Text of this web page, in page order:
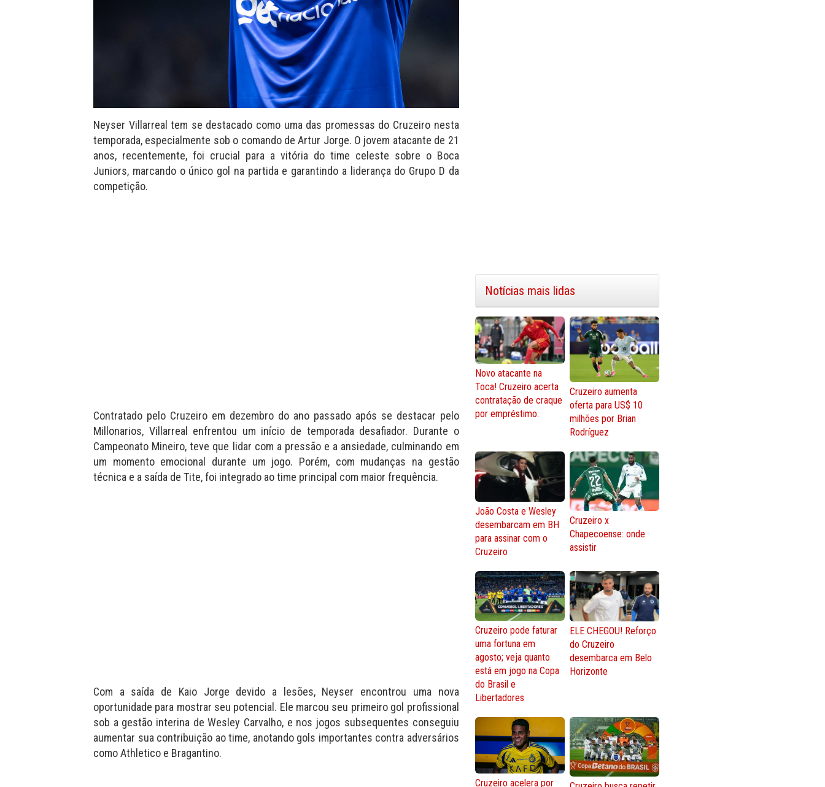
Neyser Villarreal tem se destacado como uma das promessas do Cruzeiro nesta
temporada, especialmente sob o comando de Artur Jorge. O jovem atacante de 21
anos, recentemente, foi crucial para a vitória do time celeste sobre o Boca
Juniors, marcando o único gol na partida e garantindo a liderança do Grupo D da
competição.
Contratado pelo Cruzeiro em dezembro do ano passado após se destacar pelo
Millonarios, Villarreal enfrentou um início de temporada desafiador. Durante o
Campeonato Mineiro, teve que lidar com a pressão e a ansiedade, culminando em
um momento emocional durante um jogo. Porém, com mudanças na gestão
técnica e a saída de Tite, foi integrado ao time principal com maior frequência.
Com a saída de Kaio Jorge devido a lesões, Neyser encontrou uma nova
oportunidade para mostrar seu potencial. Ele marcou seu primeiro gol profissional
sob a gestão interina de Wesley Carvalho, e nos jogos subsequentes conseguiu
aumentar sua contribuição ao time, anotando gols importantes contra adversários
como Athletico e Bragantino.
Notícias mais lidas
Novo atacante na
Toca! Cruzeiro acerta
contratação de craque
por empréstimo.
Cruzeiro aumenta
oferta para US$ 10
milhões por Brian
Rodríguez
João Costa e Wesley
desembarcam em BH
para assinar com o
Cruzeiro
Cruzeiro x
Chapecoense: onde
assistir
Cruzeiro pode faturar
uma fortuna em
agosto; veja quanto
está em jogo na Copa
do Brasil e
Libertadores
ELE CHEGOU! Reforço
do Cruzeiro
desembarca em Belo
Horizonte
Cruzeiro acelera por